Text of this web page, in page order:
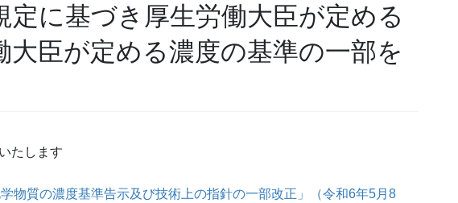
定に基づき厚生労働大臣が定める
大臣が定める濃度の基準の一部を
たします
物質の濃度基準告示及び技術上の指針の一部改正」（令和6年5月8